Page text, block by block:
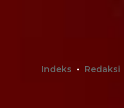
Indeks Redaksi